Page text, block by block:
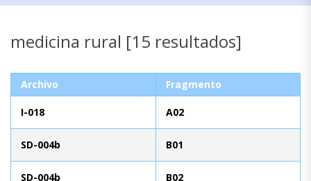
medicina rural [15 resultados]
Archivo Fragmento
I-018 A02
SD-004b B01
SD-004b B02